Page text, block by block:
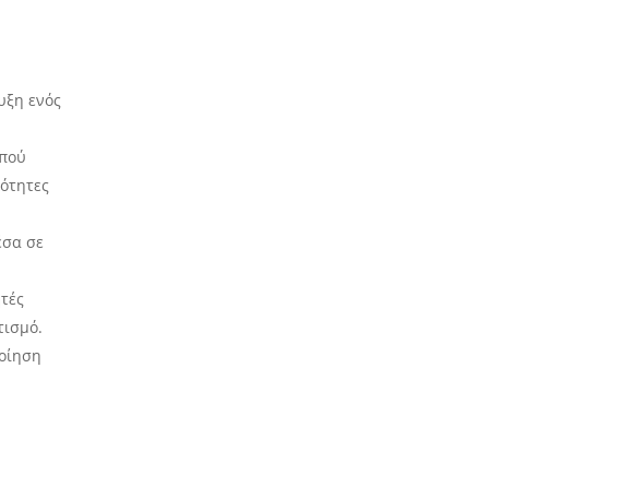
ενός
σε